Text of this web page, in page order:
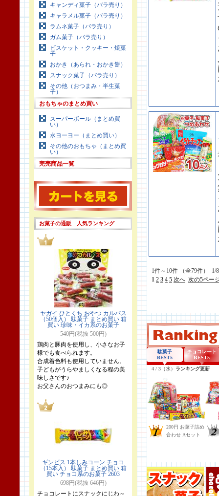
キャンディ菓子（バラ売り）
キャラメル菓子（バラ売り）
ラムネ菓子（バラ売り）
ガム菓子（バラ売り）
ビスケット・クッキー・焼菓
子
おかき（あられ・おかき餅）
スナック菓子（バラ売り）
その他（おつまみ・半生菓
子）
おもちゃのまとめ買い
スーパーボール（まとめ買
い）
水ヨーヨー（まとめ買い）
その他のおもちゃ（まとめ買
い）
完売商品一覧
お菓子の通販 人気ランキング
ヤガイ ひとくち おやつ カルパス
（50個入） 駄菓子 まとめ買い 箱
買い 珍味・イカ系のお菓子
540円(税抜 500円)
鶏肉と豚肉を使用し、小さなお子
様でも食べられます。
合成着色料も使用していません。
子どもがうらやましくなる程の美
味しさです♪
お父さんのおつまみにも◎
ギンビス 1本しみコーン チョコ
（15本入） 駄菓子 まとめ買い 箱
買い チョコ系のお菓子 2603
698円(税抜 646円)
チョコレートにスナックにじわ～
1件～10件 （全79件） 1/
1 2 3 4 5 次へ 次の5ペー